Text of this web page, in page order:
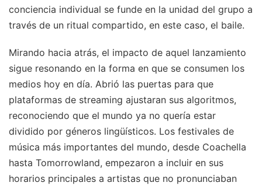
conciencia individual se funde en la unidad del grupo a
través de un ritual compartido, en este caso, el baile.
Mirando hacia atrás, el impacto de aquel lanzamiento
sigue resonando en la forma en que se consumen los
medios hoy en día. Abrió las puertas para que
plataformas de streaming ajustaran sus algoritmos,
reconociendo que el mundo ya no quería estar
dividido por géneros lingüísticos. Los festivales de
música más importantes del mundo, desde Coachella
hasta Tomorrowland, empezaron a incluir en sus
horarios principales a artistas que no pronunciaban